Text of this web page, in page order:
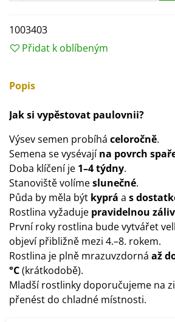
1003403
Přidat k oblíbeným
Popis
Jak si vypěstovat paulovnii?
Výsev semen probíhá celoročně.
Semena se vysévajína povrch
Doba klíčení je 1–4 týdny.
Stanoviště volímeslunečné.
Půda by měla být kyprá a s
Rostlina vyžaduje pravidelnou
První roky rostlina bude vytvářet
objeví přibližně mezi 4.–8. rokem.
Rostlina je plně mrazuvzdorná až
°C(krátkodobě).
Mladší rostlinky doporučujeme na
přenést do chladné místnosti.